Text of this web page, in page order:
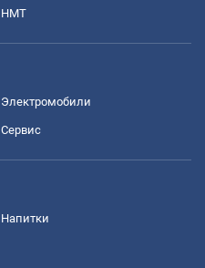
НМТ
Электромобили
Сервис
Напитки